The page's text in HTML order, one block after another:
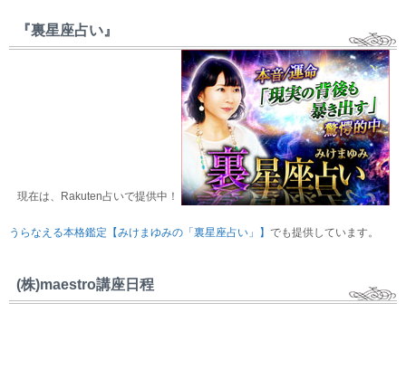
『裏星座占い』
現在は、Rakuten占いで提供中！
うらなえる本格鑑定【みけまゆみの「裏星座占い」】 でも提供しています。
(株)maestro講座日程